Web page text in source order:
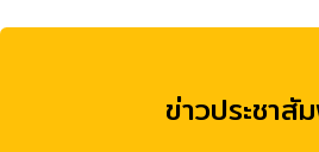
ข่าวประชาสั